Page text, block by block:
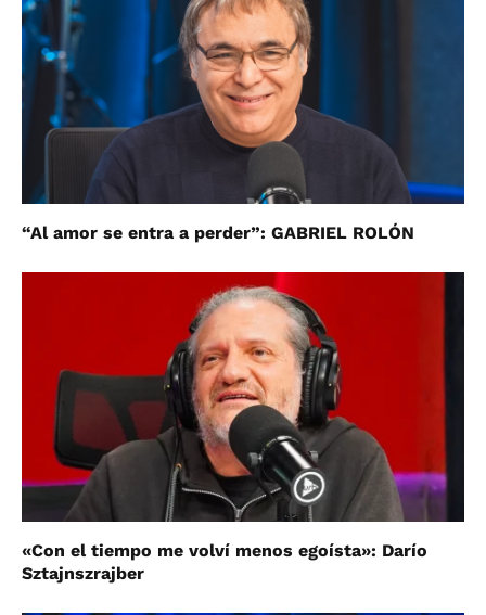
“Al amor se entra a perder”: GABRIEL ROLÓN
«Con el tiempo me volví menos egoísta»: Darío
Sztajnszrajber